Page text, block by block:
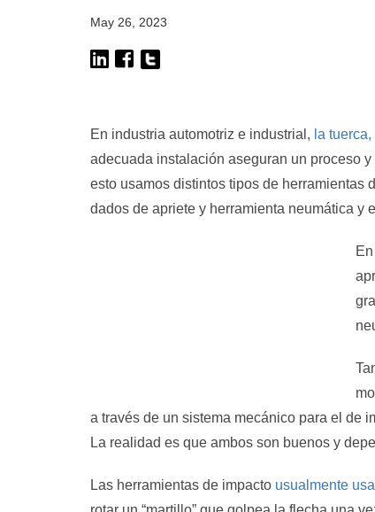
May 26, 2023
En industria automotriz e industrial, la
adecuada instalación aseguran un proceso
esto usamos distintos tipos de herramientas
dados de apriete y herramienta neumática y
a través de un sistema mecánico para el de
La realidad es que ambos son buenos y
Las herramientas de impacto usualmente